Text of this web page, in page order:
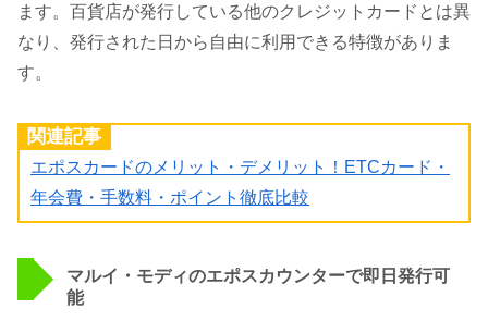
ます。百貨店が発行している他のクレジットカードとは異
なり、発行された日から自由に利用できる特徴がありま
す。
関連記事
エポスカードのメリット・デメリット！ETCカード・
年会費・手数料・ポイント徹底比較
マルイ・モディのエポスカウンターで即日発行可
能